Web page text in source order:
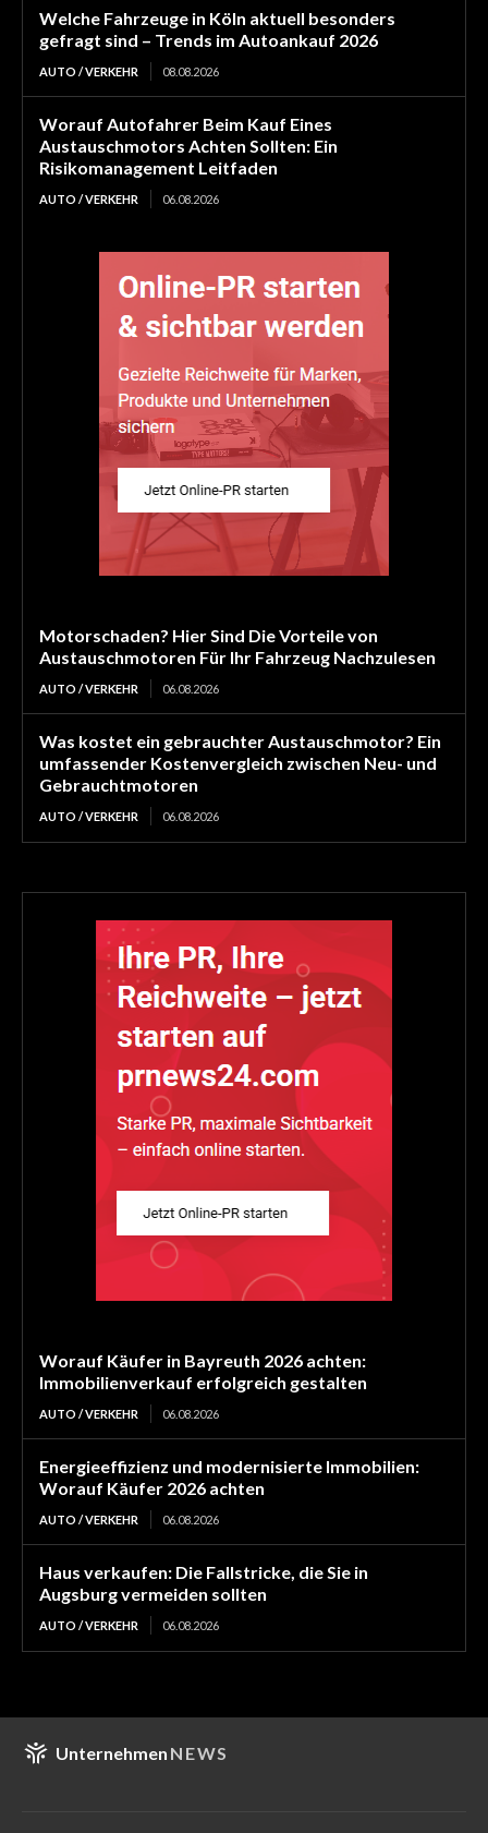
Welche Fahrzeuge in Köln aktuell besonders
gefragt sind – Trends im Autoankauf 2026
AUTO / VERKEHR 08.08.2026
Worauf Autofahrer Beim Kauf Eines
Austauschmotors Achten Sollten: Ein
Risikomanagement Leitfaden
AUTO / VERKEHR 06.08.2026
Motorschaden? Hier Sind Die Vorteile von
Austauschmotoren Für Ihr Fahrzeug Nachzulesen
AUTO / VERKEHR 06.08.2026
Was kostet ein gebrauchter Austauschmotor? Ein
umfassender Kostenvergleich zwischen Neu- und
Gebrauchtmotoren
AUTO / VERKEHR 06.08.2026
Worauf Käufer in Bayreuth 2026 achten:
Immobilienverkauf erfolgreich gestalten
AUTO / VERKEHR 06.08.2026
Energieeffizienz und modernisierte Immobilien:
Worauf Käufer 2026 achten
AUTO / VERKEHR 06.08.2026
Haus verkaufen: Die Fallstricke, die Sie in
Augsburg vermeiden sollten
AUTO / VERKEHR 06.08.2026
Unternehmen NEWS